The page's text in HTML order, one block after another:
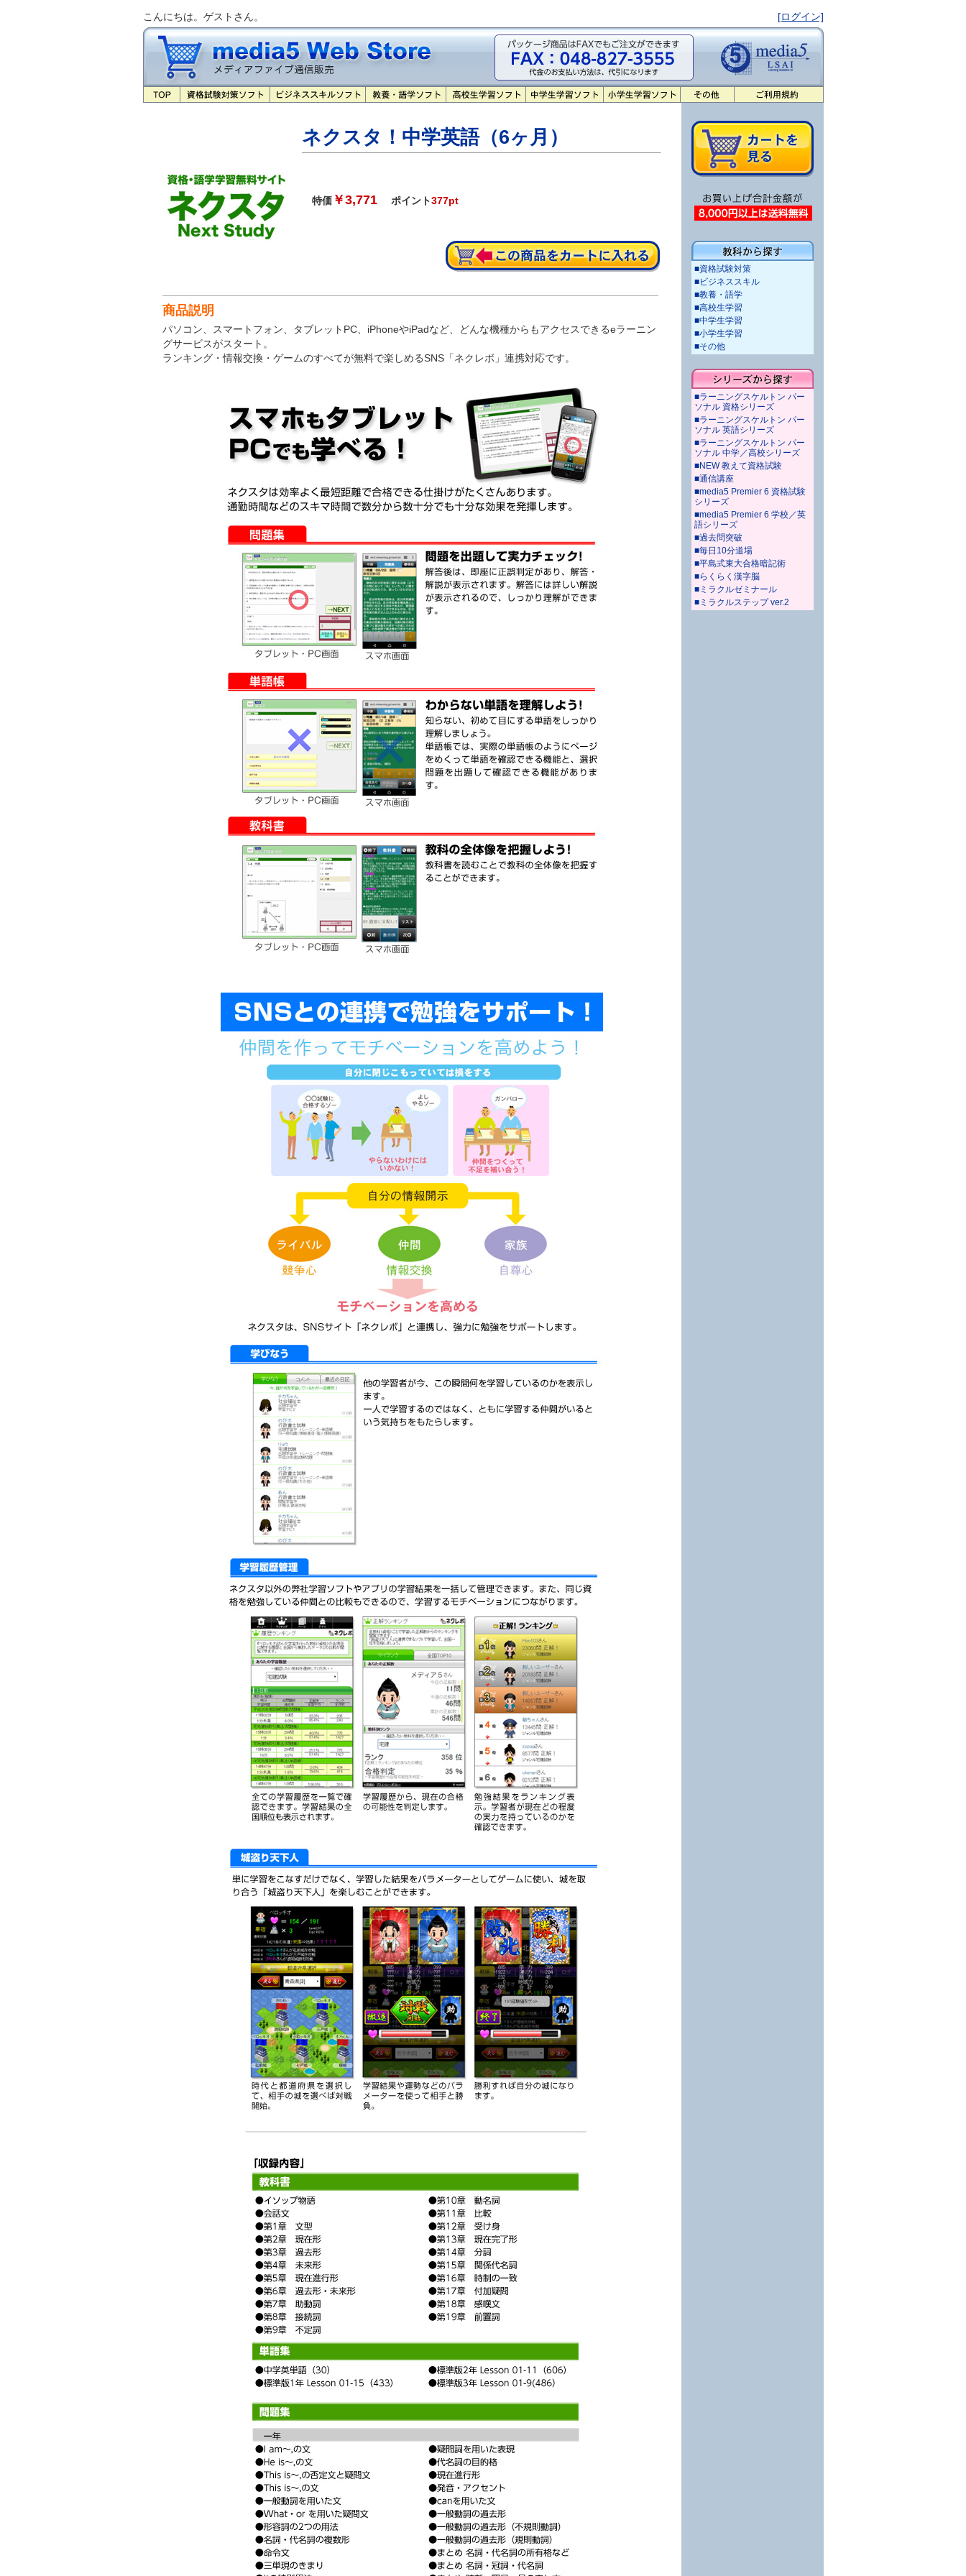
こんにちは。ゲストさん。 [ログイン]
ネクスタ！中学英語（6ヶ月）
特価 ￥3,771 ポイント377pt
商品説明
パソコン、スマートフォン、タブレットPC、iPhoneやiPadなど、どんな機種からもアクセスできるeラーニン
グサービスがスタート。
ランキング・情報交換・ゲームのすべてが無料で楽しめるSNS「ネクレボ」連携対応です。
■資格試験対策
■ビジネススキル
■教養・語学
■高校生学習
■中学生学習
■小学生学習
■その他
■ラーニングスケルトン パー
ソナル 資格シリーズ
■ラーニングスケルトン パー
ソナル 英語シリーズ
■ラーニングスケルトン パー
ソナル 中学／高校シリーズ
■NEW 教えて資格試験
■通信講座
■media5 Premier 6 資格試験
シリーズ
■media5 Premier 6 学校／英
語シリーズ
■過去問突破
■毎日10分道場
■平島式東大合格暗記術
■らくらく漢字脳
■ミラクルゼミナール
■ミラクルステップ ver.2